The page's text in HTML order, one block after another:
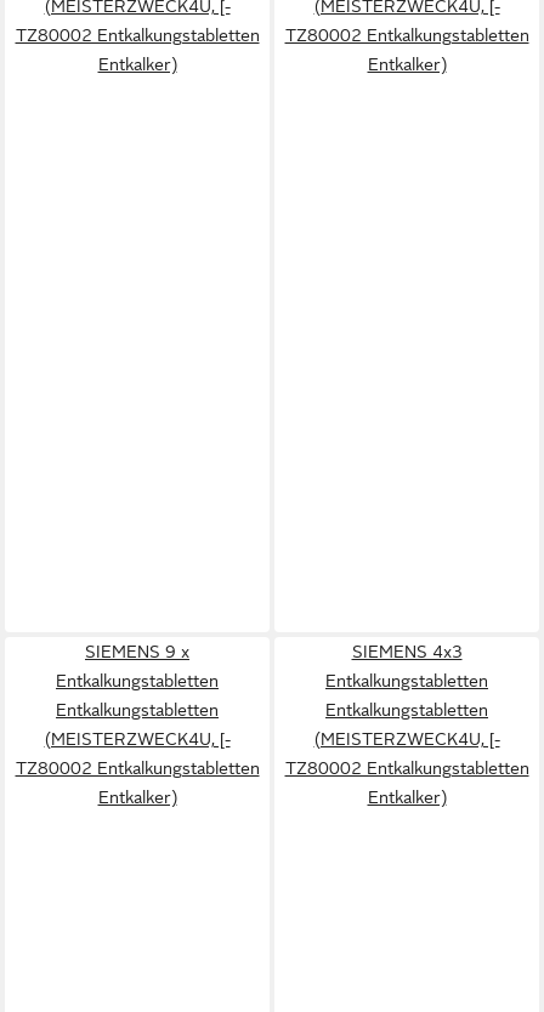
(MEISTERZWECK4U, [-
TZ80002 Entkalkungstabletten
Entkalker)
(MEISTERZWECK4U, [-
TZ80002 Entkalkungstabletten
Entkalker)
SIEMENS 9 x
Entkalkungstabletten
Entkalkungstabletten
(MEISTERZWECK4U, [-
TZ80002 Entkalkungstabletten
Entkalker)
SIEMENS 4x3
Entkalkungstabletten
Entkalkungstabletten
(MEISTERZWECK4U, [-
TZ80002 Entkalkungstabletten
Entkalker)